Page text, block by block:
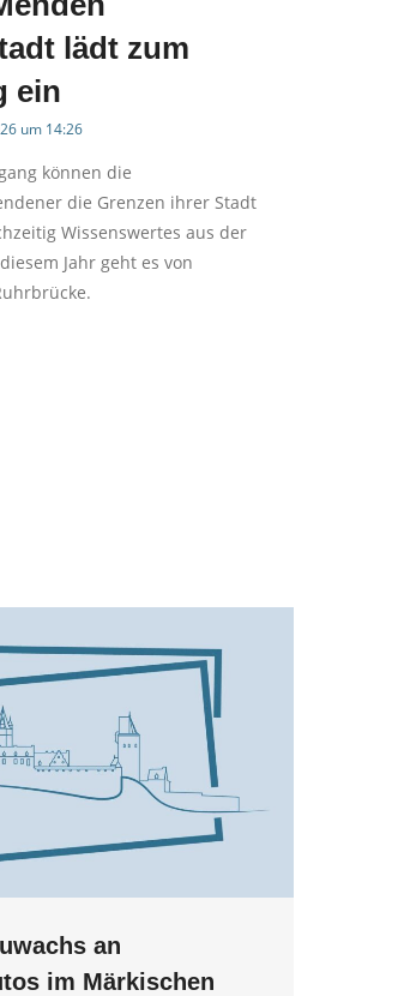
lädt zum
ein
um 14:26
können die
die Grenzen ihrer Stadt
Wissenswertes aus der
Jahr geht es von
an
im Märkischen